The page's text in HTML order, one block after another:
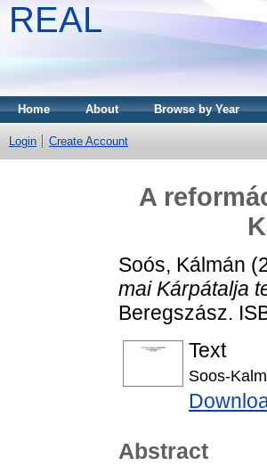
REAL
Home About Browse by Year
Login Create Account
A
Soós, Kálmán
mai Kárpátalja
Beregszász.
Text
Soos-
Abstract